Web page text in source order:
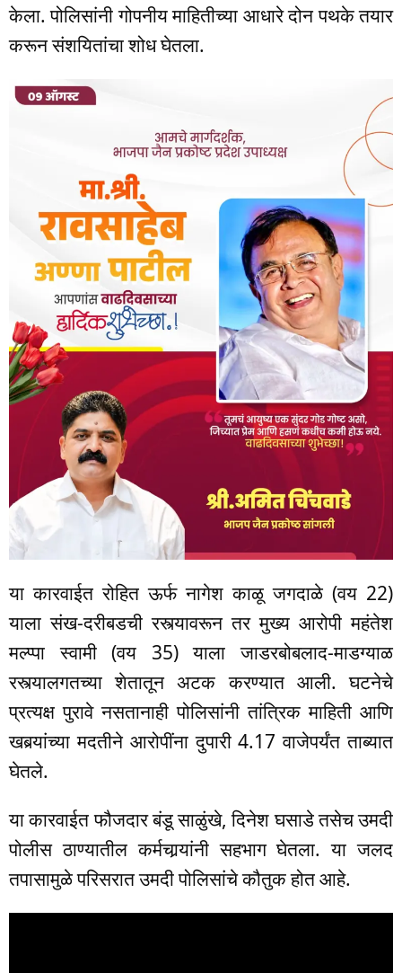
केला. पोलिसांनी गोपनीय माहितीच्या आधारे दोन पथके तयार
करून संशयितांचा शोध घेतला.
या कारवाईत रोहित ऊर्फ नागेश काळू जगदाळे (वय 22)
याला संख-दरीबडची रस्त्यावरून तर मुख्य आरोपी महंतेश
मल्प्पा स्वामी (वय 35) याला जाडरबोबलाद-माडग्याळ
रस्त्यालगतच्या शेतातून अटक करण्यात आली. घटनेचे
प्रत्यक्ष पुरावे नसतानाही पोलिसांनी तांत्रिक माहिती आणि
खबर्‍यांच्या मदतीने आरोपींना दुपारी 4.17 वाजेपर्यंत ताब्यात
घेतले.
या कारवाईत फौजदार बंडू साळुंखे, दिनेश घसाडे तसेच उमदी
पोलीस ठाण्यातील कर्मचार्‍यांनी सहभाग घेतला. या जलद
तपासामुळे परिसरात उमदी पोलिसांचे कौतुक होत आहे.